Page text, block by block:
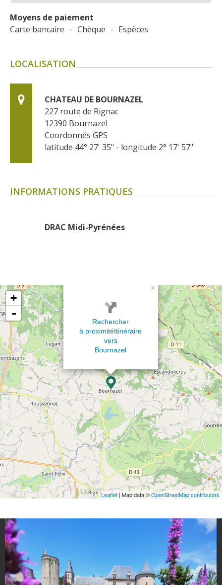
Moyens de paiement
Carte bancaire - Chèque - Espèces
LOCALISATION
CHATEAU DE BOURNAZEL
227 route de Rignac
12390 Bournazel
Coordonnés GPS
latitude 44° 27' 35" - longitude 2° 17' 57"
INFORMATIONS PRATIQUES
DRAC Midi-Pyrénées
×
Rechercher
à proximitéItinéraire
vers
Bournazel
+
-
Leaflet | Map data ©OpenStreetMap contributors